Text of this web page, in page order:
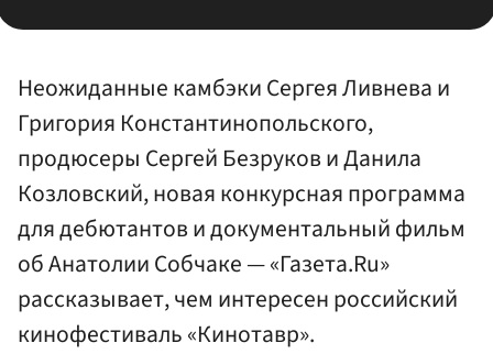
Неожиданные камбэки Сергея Ливнева и
Григория Константинопольского,
продюсеры Сергей Безруков и Данила
Козловский, новая конкурсная программа
для дебютантов и документальный фильм
об Анатолии Собчаке — «Газета.Ru»
рассказывает, чем интересен российский
кинофестиваль «Кинотавр».